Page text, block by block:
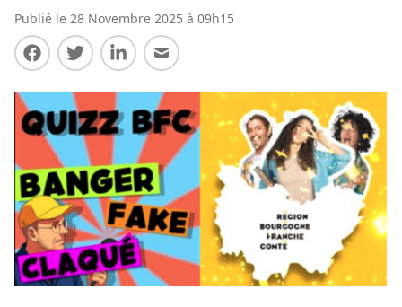
Publié le 28 Novembre 2025 à 09h15
Partager sur Facebook
Partager sur Twitter
Partager sur LinkedIn
Partager par E-mail